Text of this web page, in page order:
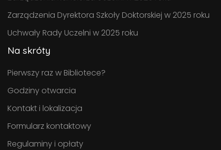
Zarządzenia Dyrektora Szkoły Doktorskiej w 2025 roku
Uchwały Rady Uczelni w 2025 roku
Na skróty
Pierwszy raz w Bibliotece?
Godziny otwarcia
Kontakt i lokalizacja
Formularz kontaktowy
Regulaminy i opłaty